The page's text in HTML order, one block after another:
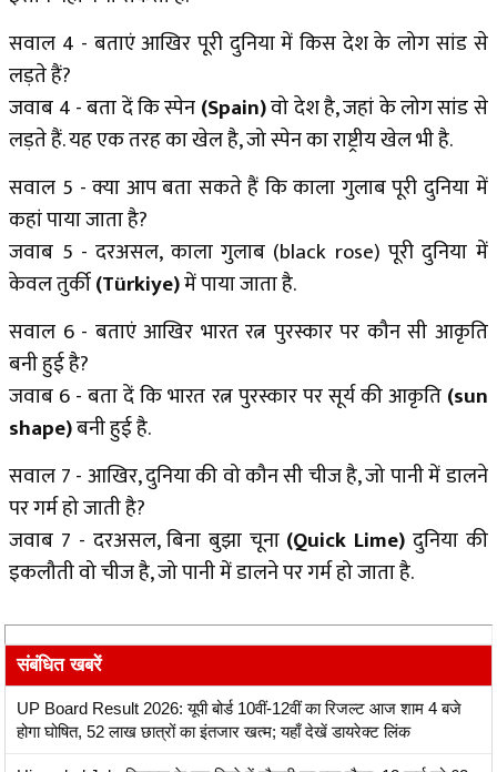
सवाल 4 - बताएं आखिर पूरी दुनिया में किस देश के लोग सांड से
लड़ते हैं?
जवाब 4 - बता दें कि स्पेन(Spain)वो देश है, जहां के लोग सांड से
लड़ते हैं. यह एक तरह का खेल है, जो स्पेन का राष्ट्रीय खेल भी है.
सवाल 5 - क्या आप बता सकते हैं कि काला गुलाब पूरी दुनिया में
कहां पाया जाता है?
जवाब 5 - दरअसल, काला गुलाब (black rose) पूरी दुनिया में
केवल तुर्की(Türkiye)में पाया जाता है.
सवाल 6 - बताएं आखिर भारत रत्न पुरस्कार पर कौन सी आकृति
बनी हुई है?
जवाब 6 - बता दें कि भारत रत्न पुरस्कार पर सूर्य की आकृति(sun
shape)बनी हुई है.
सवाल 7 - आखिर, दुनिया की वो कौन सी चीज है, जो पानी में डालने
पर गर्म हो जाती है?
जवाब 7 - दरअसल, बिना बुझा चूना (Quick Lime) दुनिया की
इकलौती वो चीज है, जो पानी में डालने पर गर्म हो जाता है.
संबंधित खबरें
UP Board Result 2026: यूपी बोर्ड 10वीं-12वीं का रिजल्ट आज शाम 4 बजे
होगा घोषित, 52 लाख छात्रों का इंतजार खत्म; यहाँ देखें डायरेक्ट लिंक